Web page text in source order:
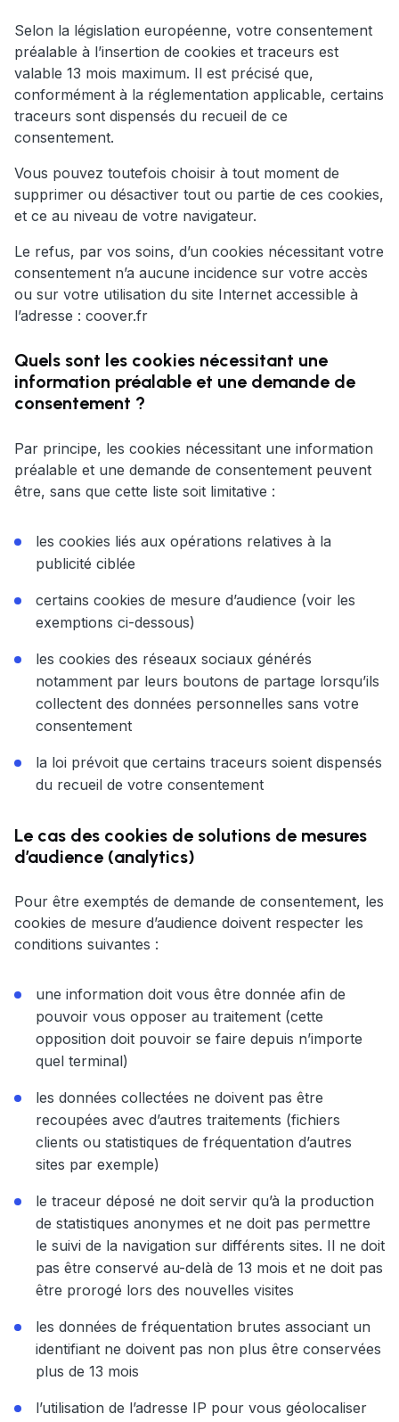
Selon la législation européenne, votre consentement
préalable à l’insertion de cookies et traceurs est
valable 13 mois maximum. Il est précisé que,
conformément à la réglementation applicable, certains
traceurs sont dispensés du recueil de ce
consentement.
Vous pouvez toutefois choisir à tout moment de
supprimer ou désactiver tout ou partie de ces cookies,
et ce au niveau de votre navigateur.
Le refus, par vos soins, d’un cookies nécessitant votre
consentement n’a aucune incidence sur votre accès
ou sur votre utilisation du site Internet accessible à
l’adresse : coover.fr
Quels sont les cookies nécessitant une
information préalable et une demande de
consentement ?
Par principe, les cookies nécessitant une information
préalable et une demande de consentement peuvent
être, sans que cette liste soit limitative :
les cookies liés aux opérations relatives à la
publicité ciblée
certains cookies de mesure d’audience (voir les
exemptions ci-dessous)
les cookies des réseaux sociaux générés
notamment par leurs boutons de partage lorsqu’ils
collectent des données personnelles sans votre
consentement
la loi prévoit que certains traceurs soient dispensés
du recueil de votre consentement
Le cas des cookies de solutions de mesures
d’audience (analytics)
Pour être exemptés de demande de consentement, les
cookies de mesure d’audience doivent respecter les
conditions suivantes :
une information doit vous être donnée afin de
pouvoir vous opposer au traitement (cette
opposition doit pouvoir se faire depuis n’importe
quel terminal)
les données collectées ne doivent pas être
recoupées avec d’autres traitements (fichiers
clients ou statistiques de fréquentation d’autres
sites par exemple)
le traceur déposé ne doit servir qu’à la production
de statistiques anonymes et ne doit pas permettre
le suivi de la navigation sur différents sites. Il ne doit
pas être conservé au-delà de 13 mois et ne doit pas
être prorogé lors des nouvelles visites
les données de fréquentation brutes associant un
identifiant ne doivent pas non plus être conservées
plus de 13 mois
l’utilisation de l’adresse IP pour vous géolocaliser